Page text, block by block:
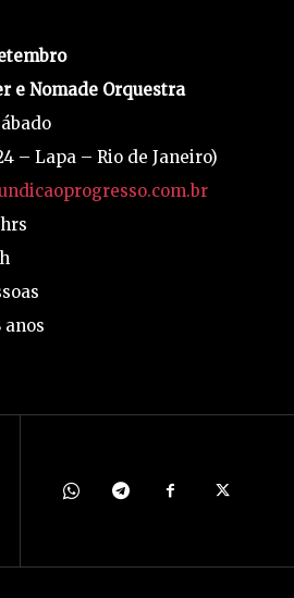
e Nomade Orquestra
– Lapa – Rio de Janeiro)
anos